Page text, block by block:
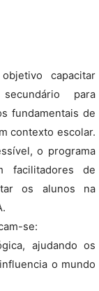
capacitar
para
fundamentais de
contexto escolar.
o programa
facilitadores de
os alunos na
se:
ajudando os
o mundo